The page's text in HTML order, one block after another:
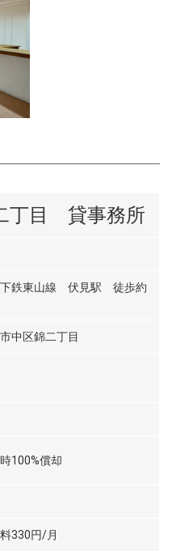
丁目 貸事務所
下鉄東山線 伏見駅 徒歩約
中区錦二丁目
100%償却
330円/月